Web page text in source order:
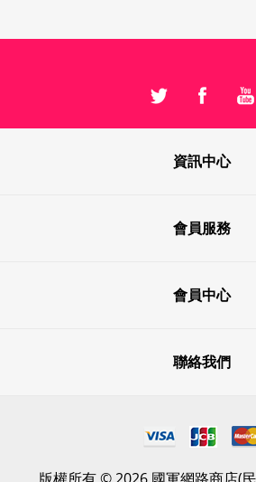
資訊中心
會員服務
會員中心
聯絡我們